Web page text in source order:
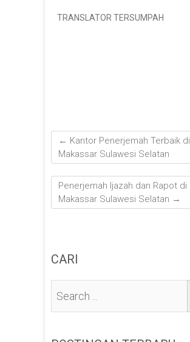
TRANSLATOR TERSUMPAH
← Kantor Penerjemah Terbaik di
Makassar Sulawesi Selatan
Penerjemah Ijazah dan Rapot di
Makassar Sulawesi Selatan →
CARI